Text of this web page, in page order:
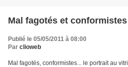
Mal fagotés et conformistes
Publié le 05/05/2011 à 08:00
Par clioweb
Mal fagotés, conformistes... le portrait au